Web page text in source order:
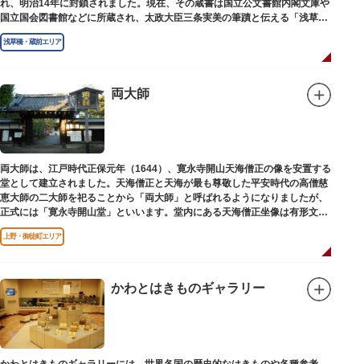
れ、明治14年に封鎖されました。現在、その蔵書は国立公文書館内閣文庫や
国立国会図書館などに所蔵され、太政大臣三条実美の筆蹟と伝える「浅草文
庫」の朱印が押されています。
浅草橋・蔵前エリア
両大師
両大師は、江戸時代正保元年（1644）、寛永寺開山天海僧正の像を安置する
堂として建立されました。天海僧正と天海が最も尊敬した平安時代の高僧慈
恵大師の二大師を祀ることから「両大師」と呼ばれるようになりましたが、
正式には「寛永寺開山堂」といいます。堂内にある天海僧正坐像は有形文化
財に指定されています。
上野・御徒町エリア
かわとはきものギャラリー